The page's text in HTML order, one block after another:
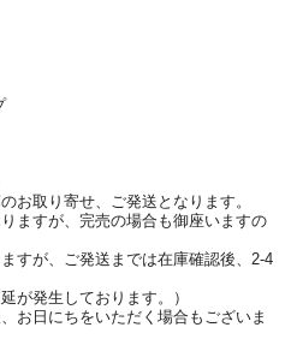
お取り寄せ、ご発送となります。
ますが、完売の場合も御座いますの
すが、ご発送までは在庫確認後、2-4
が発生しております。）
お日にちをいただく場合もございま